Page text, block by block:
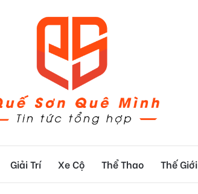
Giải Trí Xe Cộ Thể Thao Thế Giới